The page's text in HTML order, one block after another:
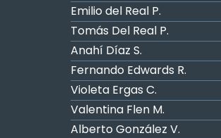
Emilio del Real P.
Tomás Del Real P.
Anahí Díaz S.
Fernando Edwards R.
Violeta Ergas C.
Valentina Flen M.
Alberto González V.